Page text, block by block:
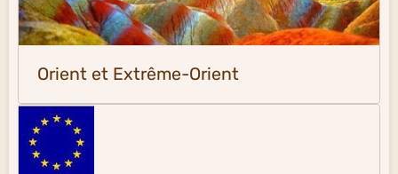
Orient et Extrême-Orient